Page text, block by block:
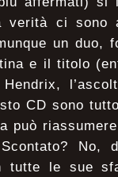
verità ci sono
un duo,
e il titolo
CD sono
può
Scontato?
tutte le sue